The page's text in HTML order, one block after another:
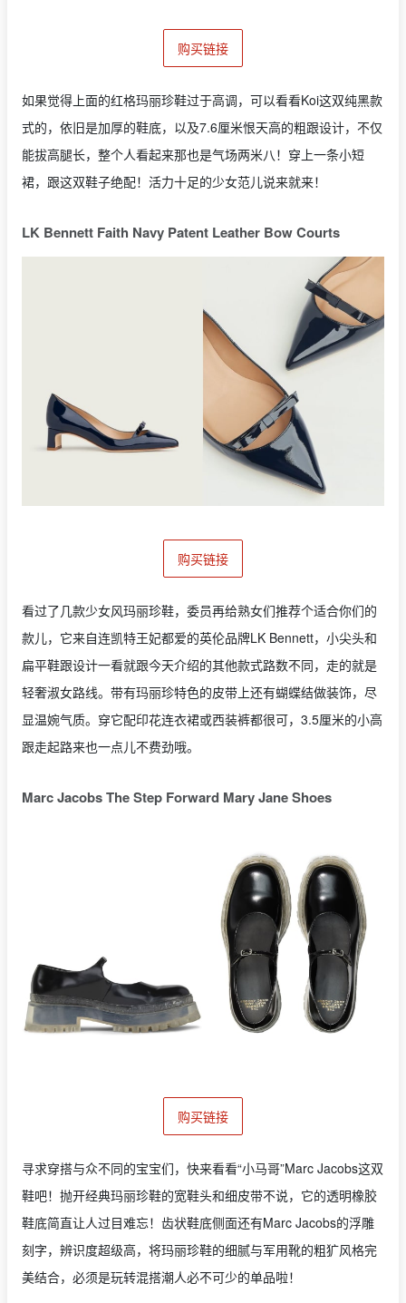
购买链接
如果觉得上面的红格玛丽珍鞋过于高调，可以看看Koi这双纯黑款
式的，依旧是加厚的鞋底，以及7.6厘米恨天高的粗跟设计，不仅
能拔高腿长，整个人看起来那也是气场两米八！穿上一条小短
裙，跟这双鞋子绝配！活力十足的少女范儿说来就来！
LK Bennett Faith Navy Patent Leather Bow Courts
购买链接
看过了几款少女风玛丽珍鞋，委员再给熟女们推荐个适合你们的
款儿，它来自连凯特王妃都爱的英伦品牌LK Bennett，小尖头和
扁平鞋跟设计一看就跟今天介绍的其他款式路数不同，走的就是
轻奢淑女路线。带有玛丽珍特色的皮带上还有蝴蝶结做装饰，尽
显温婉气质。穿它配印花连衣裙或西装裤都很可，3.5厘米的小高
跟走起路来也一点儿不费劲哦。
Marc Jacobs The Step Forward Mary Jane Shoes
购买链接
寻求穿搭与众不同的宝宝们，快来看看“小马哥”Marc Jacobs这双
鞋吧！抛开经典玛丽珍鞋的宽鞋头和细皮带不说，它的透明橡胶
鞋底简直让人过目难忘！齿状鞋底侧面还有Marc Jacobs的浮雕
刻字，辨识度超级高，将玛丽珍鞋的细腻与军用靴的粗犷风格完
美结合，必须是玩转混搭潮人必不可少的单品啦！